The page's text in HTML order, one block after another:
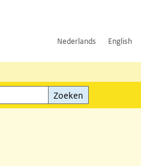
Nederlands English
Zoeken